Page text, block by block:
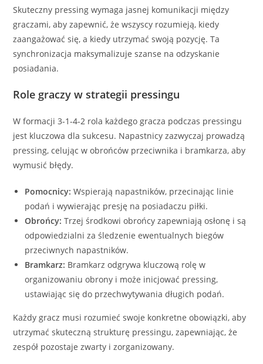
Skuteczny pressing wymaga jasnej komunikacji między
graczami, aby zapewnić, że wszyscy rozumieją, kiedy
zaangażować się, a kiedy utrzymać swoją pozycję. Ta
synchronizacja maksymalizuje szanse na odzyskanie
posiadania.
Role graczy w strategii pressingu
W formacji 3-1-4-2 rola każdego gracza podczas pressingu
jest kluczowa dla sukcesu. Napastnicy zazwyczaj prowadzą
pressing, celując w obrońców przeciwnika i bramkarza, aby
wymusić błędy.
Pomocnicy: Wspierają napastników, przecinając linie
podań i wywierając presję na posiadaczu piłki.
Obrońcy: Trzej środkowi obrońcy zapewniają osłonę i są
odpowiedzialni za śledzenie ewentualnych biegów
przeciwnych napastników.
Bramkarz: Bramkarz odgrywa kluczową rolę w
organizowaniu obrony i może inicjować pressing,
ustawiając się do przechwytywania długich podań.
Każdy gracz musi rozumieć swoje konkretne obowiązki, aby
utrzymać skuteczną strukturę pressingu, zapewniając, że
zespół pozostaje zwarty i zorganizowany.